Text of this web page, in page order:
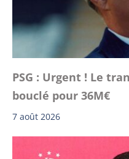
PSG : Urgent ! Le
bouclé pour 36M€
7 août 2026